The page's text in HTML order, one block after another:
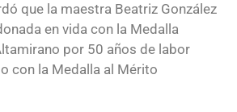
que la maestra Beatriz González
en vida con la Medalla
por 50 años de labor
con la Medalla al Mérito